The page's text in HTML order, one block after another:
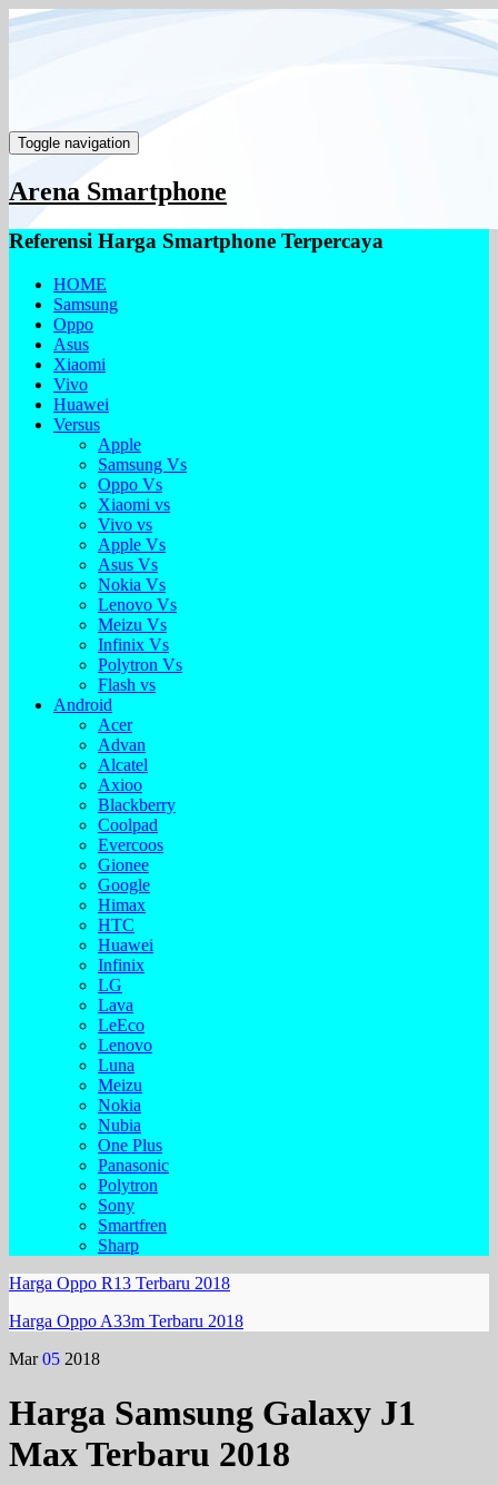
Toggle navigation
Arena Smartphone
Referensi Harga Smartphone Terpercaya
HOME
Samsung
Oppo
Asus
Xiaomi
Vivo
Huawei
Versus
Apple
Samsung Vs
Oppo Vs
Xiaomi vs
Vivo vs
Apple Vs
Asus Vs
Nokia Vs
Lenovo Vs
Meizu Vs
Infinix Vs
Polytron Vs
Flash vs
Android
Acer
Advan
Alcatel
Axioo
Blackberry
Coolpad
Evercoos
Gionee
Google
Himax
HTC
Huawei
Infinix
LG
Lava
LeEco
Lenovo
Luna
Meizu
Nokia
Nubia
One Plus
Panasonic
Polytron
Sony
Smartfren
Sharp
Harga Oppo R13 Terbaru 2018
Harga Oppo A33m Terbaru 2018
Mar 05 2018
Harga Samsung Galaxy J1
Max Terbaru 2018